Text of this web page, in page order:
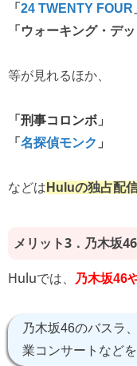
「 24 TWENTY FOUR
「ウォーキング・デッ
等が見れるほか、
「 刑事コロンボ 」
「 名探偵モンク 」
などは Huluの独占配
メリット3．乃木坂
Huluでは、
乃木坂46
乃木坂46のバスラ
業コンサートなど